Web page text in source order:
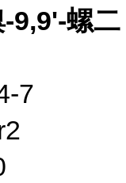
9,9'-螺二
7